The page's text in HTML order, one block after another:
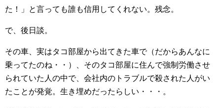
た！」と言っても誰も信用してくれない。残念。
で、後日談。
その車、実はタコ部屋から出てきた車で（だからあんなに
乗ってたのね・・）、そのタコ部屋に住んで強制労働させ
られていた人の中で、会社内のトラブルで殺された人がい
たことが発覚。生き埋めだったらしい・・・。